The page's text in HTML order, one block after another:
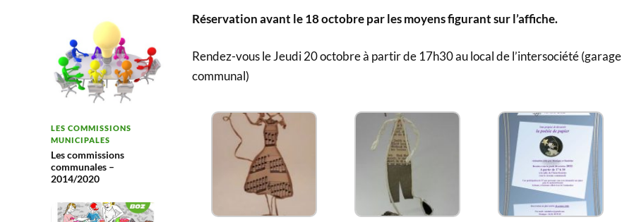
LES COMMISSIONS
MUNICIPALES
Les commissions
communales –
2014/2020
Réservation avant le 18 octobre par les moyens figurant sur l’affiche.
Rendez-vous le Jeudi 20 octobre à partir de 17h30 au local de l’intersociété (garage
communal)